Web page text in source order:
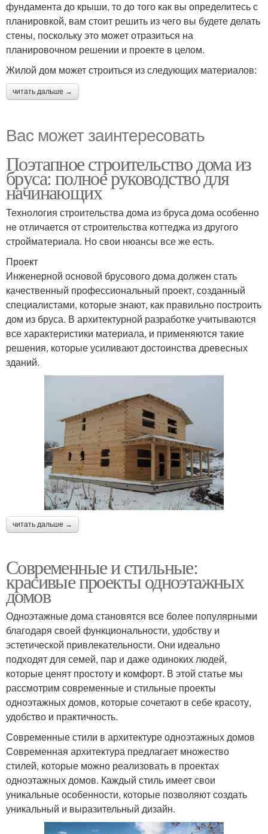
фундамента до крыши, то до того как вы определитесь с
планировкой, вам стоит решить из чего вы будете делать
стены, поскольку это может отразиться на
планировочном решении и проекте в целом.
Жилой дом может строиться из следующих материалов:
читать дальше →
Вас может заинтересовать
Поэтапное строительство дома из
бруса: полное руководство для
начинающих
Технология строительства дома из бруса дома особенно
не отличается от строительства коттеджа из другого
стройматериала. Но свои нюансы все же есть.
Проект
Инженерной основой брусового дома должен стать
качественный профессиональный проект, созданный
специалистами, которые знают, как правильно построить
дом из бруса. В архитектурной разработке учитываются
все характеристики материала, и применяются такие
решения, которые усиливают достоинства древесных
зданий.
читать дальше →
Современные и стильные:
красивые проекты одноэтажных
домов
Одноэтажные дома становятся все более популярными
благодаря своей функциональности, удобству и
эстетической привлекательности. Они идеально
подходят для семей, пар и даже одиноких людей,
которые ценят простоту и комфорт. В этой статье мы
рассмотрим современные и стильные проекты
одноэтажных домов, которые сочетают в себе красоту,
удобство и практичность.
Современные стили в архитектуре одноэтажных домов
Современная архитектура предлагает множество
стилей, которые можно реализовать в проектах
одноэтажных домов. Каждый стиль имеет свои
уникальные особенности, которые позволяют создать
уникальный и выразительный дизайн.